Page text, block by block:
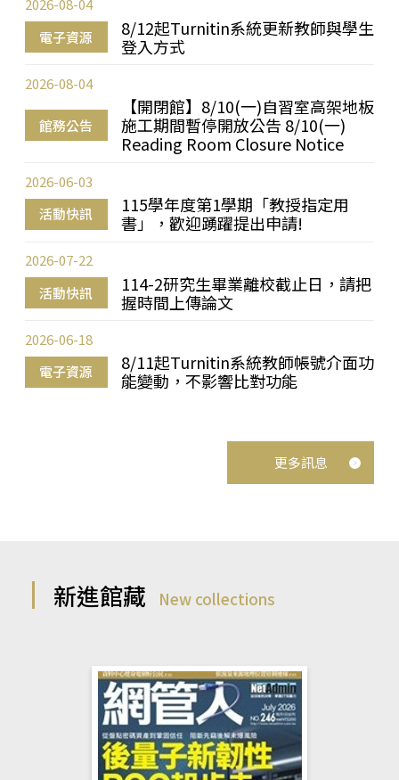
電子資源
8/12起Turnitin系統更新教師與學生
登入方式
2026-08-04
館務公告
【開閉館】8/10(一)自習室高架地板
施工期間暫停開放公告 8/10(一)
Reading Room Closure Notice
2026-08-04
活動快訊
115學年度第1學期「教授指定用
書」，歡迎踴躍提出申請!
2026-06-03
活動快訊
114-2研究生畢業離校截止日，請把
握時間上傳論文
2026-07-22
電子資源
8/11起Turnitin系統教師帳號介面功
能變動，不影響比對功能
2026-06-18
更多訊息
新進館藏 New collections